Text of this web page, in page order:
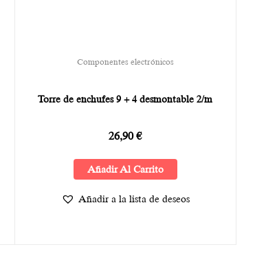
Componentes electrónicos
Torre de enchufes 9 + 4 desmontable 2/m
26,90€
Añadir Al Carrito
Añadir a la lista de deseos